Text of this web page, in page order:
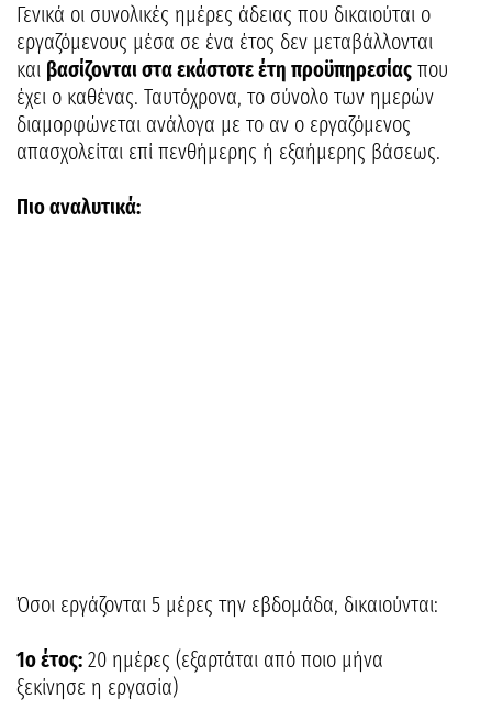
Γενικά οι συνολικές ημέρες άδειας που δικαιούται ο
εργαζόμενους μέσα σε ένα έτος δεν μεταβάλλονται
και βασίζονται στα εκάστοτε έτη προϋπηρεσίας που
έχει ο καθένας. Ταυτόχρονα, το σύνολο των ημερών
διαμορφώνεται ανάλογα με το αν ο εργαζόμενος
απασχολείται επί πενθήμερης ή εξαήμερης βάσεως.
Πιο αναλυτικά:
Όσοι εργάζονται 5 μέρες την εβδομάδα, δικαιούνται:
1ο έτος: 20 ημέρες (εξαρτάται από ποιο μήνα
ξεκίνησε η εργασία)